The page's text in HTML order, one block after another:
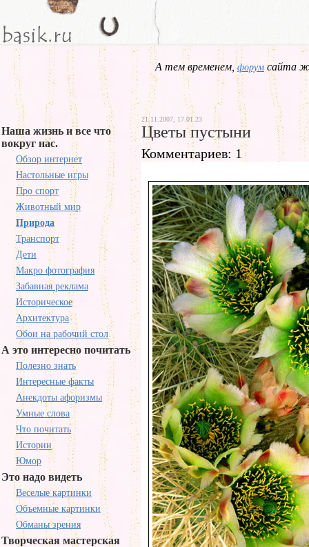
А тем временем,форум сайта
Наша жизнь и все что
вокруг нас.
Обзор интернет
Настольные игры
Про спорт
Животный мир
Природа
Транспорт
Дети
Макро фотография
Забавная реклама
Историческое
Архитектура
Обои на рабочий стол
А это интересно почитать
Полезно знать
Интересные факты
Анекдоты афоризмы
Умные слова
Что почитать
Истории
Юмор
Это надо видеть
Веселые картинки
Объемные картинки
Обманы зрения
Творческая мастерская
21.11.2007, 17.01.23
Цветы пустыни
Комментариев: 1